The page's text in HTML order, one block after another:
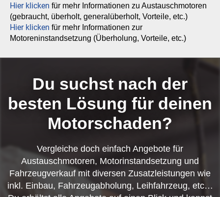
Hier klicken für mehr Informationen zu Austauschmotoren
(gebraucht, überholt, generalüberholt, Vorteile, etc.)
Hier klicken für mehr Informationen zur
Motoreninstandsetzung (Überholung, Vorteile, etc.)
Du suchst nach der
besten Lösung für deinen
Motorschaden?
Vergleiche doch einfach Angebote für
Austauschmotoren, Motorinstandsetzung und
Fahrzeugverkauf mit diversen Zusatzleistungen wie
inkl. Einbau, Fahrzeugabholung, Leihfahrzeug, etc…